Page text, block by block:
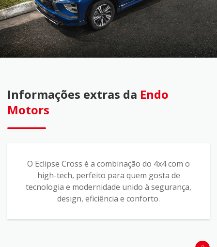
Informações extras da Endo
Motors
O Eclipse Cross é a combinação do 4x4 com o
high-tech, perfeito para quem gosta de
tecnologia e modernidade unido à segurança,
design, eficiência e conforto.